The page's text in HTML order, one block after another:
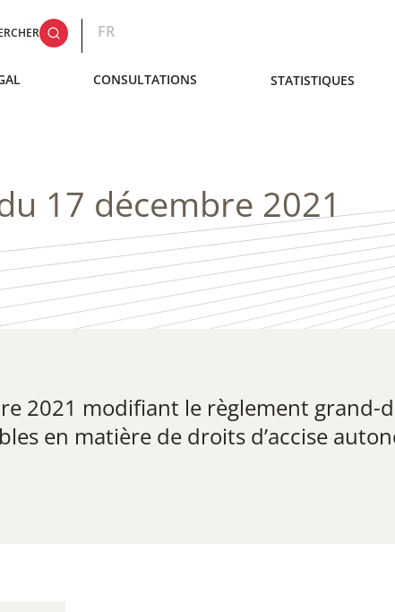
FR
CONSULTATIONS STATISTIQUES
17 décembre 2021
2021​ modifiant le règlement grand-
en matière de droits d’accise